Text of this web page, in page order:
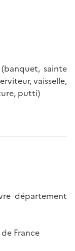
sainte
vaisselle,
putti)
département
France